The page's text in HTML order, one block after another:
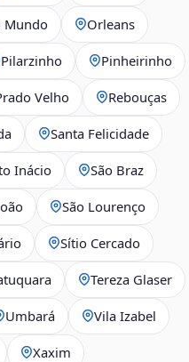
Mundo Orleans
Pilarzinho Pinheirinho
Velho Rebouças
Santa Felicidade
Inácio São Braz
São Lourenço
Sítio Cercado
Tereza Glaser
Umbará Vila Izabel
Xaxim